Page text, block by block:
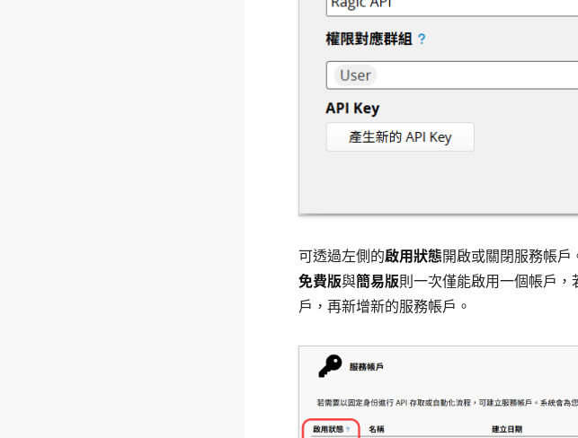
可透過左側的啟用狀態開啟或關閉服務帳戶
免費版與簡易版則一次僅能啟用一個帳戶
戶，再新增新的服務帳戶。